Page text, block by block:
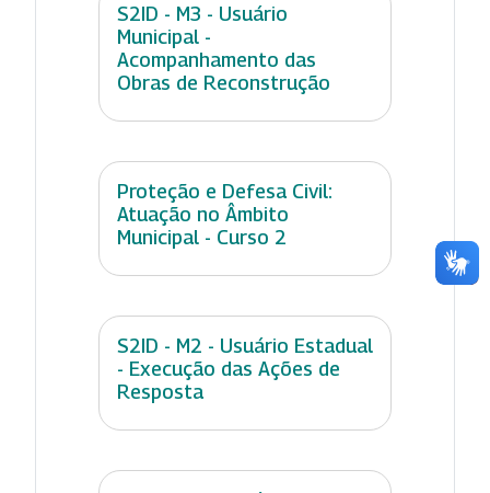
S2ID - M3 - Usuário
Municipal -
Acompanhamento das
Obras de Reconstrução
Proteção e Defesa Civil:
Atuação no Âmbito
Municipal - Curso 2
S2ID - M2 - Usuário Estadual
- Execução das Ações de
Resposta